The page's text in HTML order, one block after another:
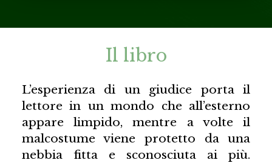
Il libro
L’esperienza di un giudice porta il
lettore in un mondo che all’esterno
appare limpido, mentre a volte il
malcostume viene protetto da una
nebbia fitta e sconosciuta ai più.